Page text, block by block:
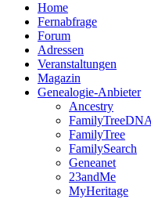
Home
Fernabfrage
Forum
Adressen
Veranstaltungen
Magazin
Genealogie-Anbieter
Ancestry
FamilyTreeDNA
FamilyTree
FamilySearch
Geneanet
23andMe
MyHeritage